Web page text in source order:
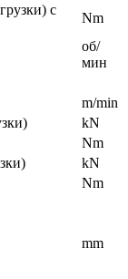
с
Nm
об/
мин
m/min
kN
Nm
kN
Nm
mm